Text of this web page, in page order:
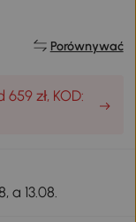
Porównywać
zł, KOD:
a 13.08.